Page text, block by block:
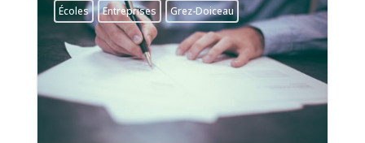
Écoles
Entreprises Grez-Doiceau